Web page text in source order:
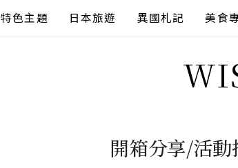
特色主題 日本旅遊 異國札記 美食
開箱分享/活動